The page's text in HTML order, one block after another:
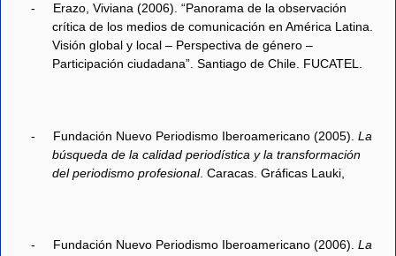
-
Erazo, Viviana (2006). “Panorama de la observación
crítica de los medios de comunicación en América Latina.
Visión global y local – Perspectiva de género –
Participación ciudadana”. Santiago de Chile. FUCATEL.
- Fundación Nuevo Periodismo Iberoamericano (2005). La
búsqueda de la calidad periodística y la transformación
del periodismo profesional. Caracas. Gráficas Lauki,
- Fundación Nuevo Periodismo Iberoamericano (2006). La